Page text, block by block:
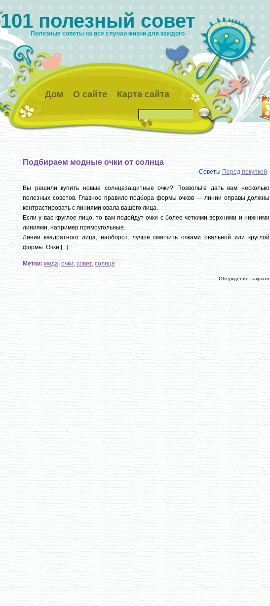
101 полезный совет
Полезные советы на все случаи жизни для каждого
Дом О сайте Карта сайта
Подбираем модные очки от солнца
Советы Перед покупкой
Вы решили купить новые солнцезащитные очки? Позвольте дать вам несколько
полезных советов. Главное правило подбора формы очков — линии оправы должны
контрастировать с линиями овала вашего лица.
Если у вас круглое лицо, то вам подойдут очки с более четкими верхними и нижними
линиями, например прямоугольные.
Линии квадратного лица, наоборот, лучше смягчить очками овальной или круглой
формы. Очки [...]
Метки: мода, очки, совет, солнце
Обсуждение закрыто